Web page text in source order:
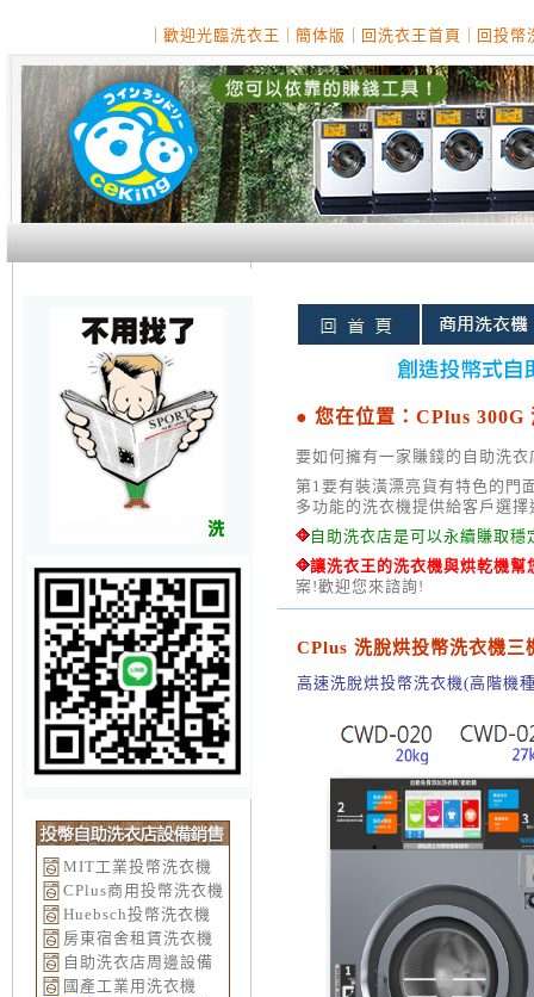
歡迎光臨洗衣王 簡体版 回洗衣王首頁 回投幣
MIT工業投幣洗衣機
CPlus商用投幣洗衣機
Huebsch投幣洗衣機
房東宿舍租賃洗衣機
自助洗衣店周邊設備
國產工業用洗衣機
● 您在位置：CPlus 300G
要如何擁有一家賺錢的自助洗衣
第1要有裝潢漂亮貨有特色的門
多功能的洗衣機提供給客戶選
自助洗衣店是可以永續賺取
讓洗衣王的洗衣機與烘乾機幫
案!歡迎您來諮詢!
CPlus 洗脫烘投幣洗衣機三
高速洗脫烘投幣洗衣機(高階機